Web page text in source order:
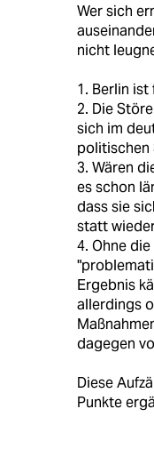
Wer sich
nicht
1. Berlin
2. Die
sich im
politischen
3. Wären
es schon
dass sie
statt
4. Ohne
Ergebnis
allerdings
dagegen
Diese
Punkte